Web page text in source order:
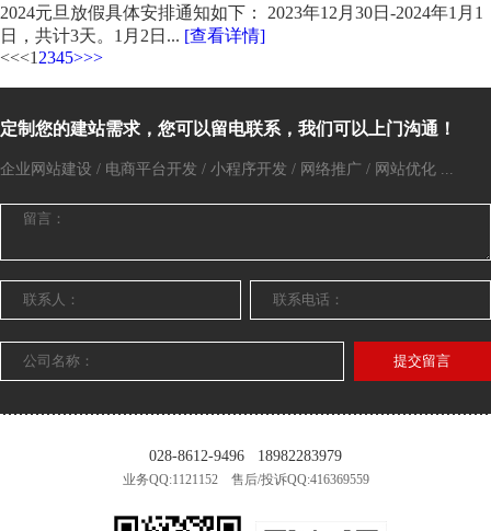
2024元旦放假具体安排通知如下： 2023年12月30日-2024年1月1
日，共计3天。1月2日... [查看详情]
<<<1 2345>>>
定制您的建站需求，您可以留电联系，我们可以上门沟通！
企业网站建设 / 电商平台开发 / 小程序开发 / 网络推广 / 网站优化 ...
提交留言
028-8612-9496 18982283979
业务QQ:1121152 售后/投诉QQ:416369559